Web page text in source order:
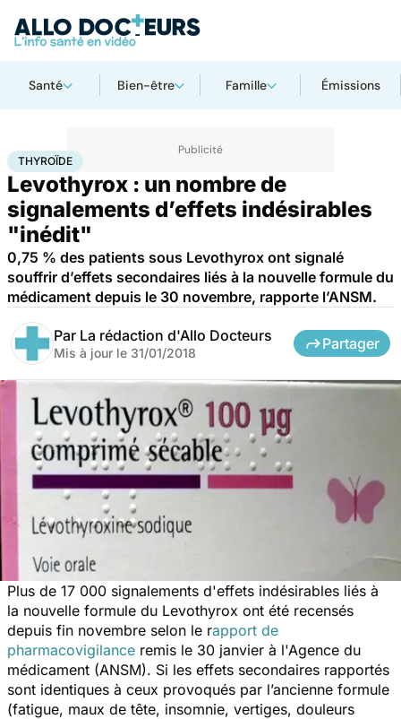
Santé Bien-être Famille Émissions
AccueilSantéMaladies
THYROÏDE
Levothyrox : un nombre de
signalements d’effets indésirables
"inédit"
0,75 % des patients sous Levothyrox ont signalé
souffrir d’effets secondaires liés à la nouvelle formule du
médicament depuis le 30 novembre, rapporte l’ANSM.
Par La rédaction d'Allo Docteurs
Mis à jour le 31/01/2018
Partager
Plus de 17 000 signalements d'effets indésirables liés à
la nouvelle formule du Levothyrox ont été recensés
depuis fin novembre selon le rapport de
pharmacovigilance remis le 30 janvier à l'Agence du
médicament (ANSM). Si les effets secondaires rapportés
sont identiques à ceux provoqués par l’ancienne formule
(fatigue, maux de tête, insomnie, vertiges, douleurs